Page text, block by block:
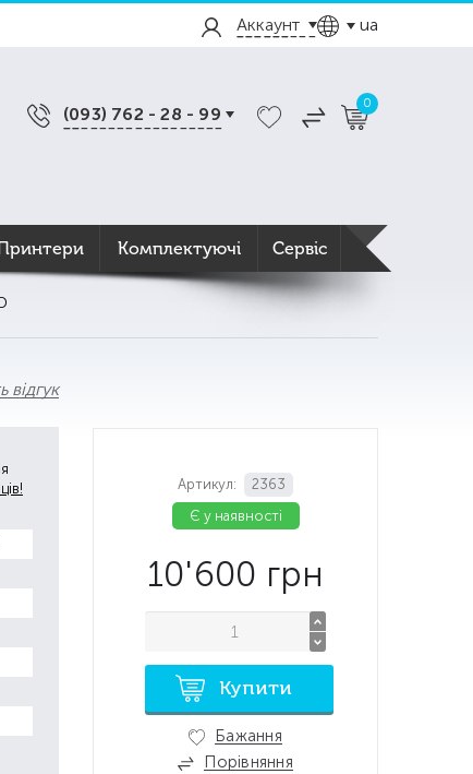
Аккаунт ua
(093) 762 - 28 - 99
0
Комплектуючі Сервіс
відгук
Артикул:
2363
Є у наявності
10'600 грн
Купити
Бажання
Порівняння